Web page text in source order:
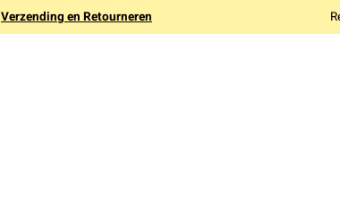
Verzending en Retourneren